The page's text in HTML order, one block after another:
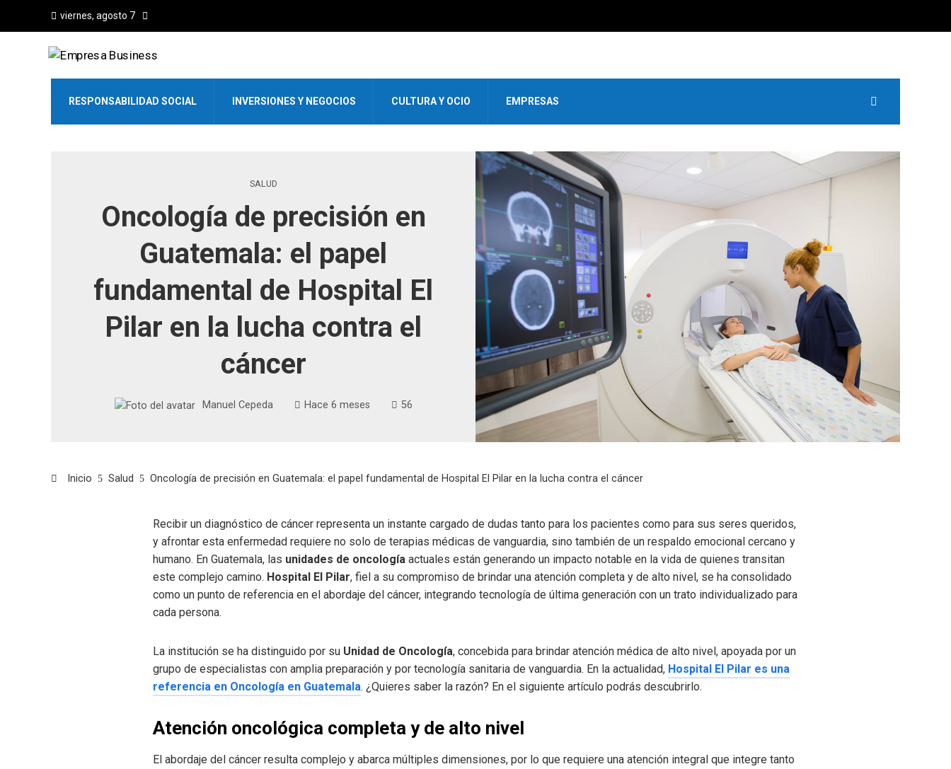
viernes, agosto 7
RESPONSABILIDAD SOCIAL INVERSIONES Y NEGOCIOS CULTURA Y OCIO EMPRESAS
SALUD
Oncología de precisión en
Guatemala: el papel
fundamental de Hospital El
Pilar en la lucha contra el
cáncer
Manuel Cepeda Hace 6 meses 56
Inicio Salud Oncología de precisión en Guatemala: el papel fundamental de Hospital El Pilar en la lucha contra el cáncer
Recibir un diagnóstico de cáncer representa un instante cargado de dudas tanto para los pacientes como para sus seres queridos,
y afrontar esta enfermedad requiere no solo de terapias médicas de vanguardia, sino también de un respaldo emocional cercano y
humano. En Guatemala, las unidades de oncología actuales están generando un impacto notable en la vida de quienes transitan
este complejo camino. Hospital El Pilar, fiel a su compromiso de brindar una atención completa y de alto nivel, se ha consolidado
como un punto de referencia en el abordaje del cáncer, integrando tecnología de última generación con un trato individualizado para
cada persona.
La institución se ha distinguido por su Unidad de Oncología, concebida para brindar atención médica de alto nivel, apoyada por un
grupo de especialistas con amplia preparación y por tecnología sanitaria de vanguardia. En la actualidad, Hospital El Pilar es una
referencia en Oncología en Guatemala. ¿Quieres saber la razón? En el siguiente artículo podrás descubrirlo.
Atención oncológica completa y de alto nivel
El abordaje del cáncer resulta complejo y abarca múltiples dimensiones, por lo que requiere una atención integral que integre tanto